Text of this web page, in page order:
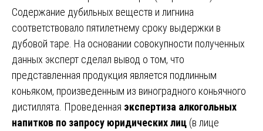
Содержание дубильных веществ и лигнина
соответствовало пятилетнему сроку выдержки в
дубовой таре. На основании совокупности полученных
данных эксперт сделал вывод о том, что
представленная продукция является подлинным
коньяком, произведенным из виноградного коньячного
дистиллята. Проведенная экспертиза алкогольных
напитков по запросу юридических лиц (в лице